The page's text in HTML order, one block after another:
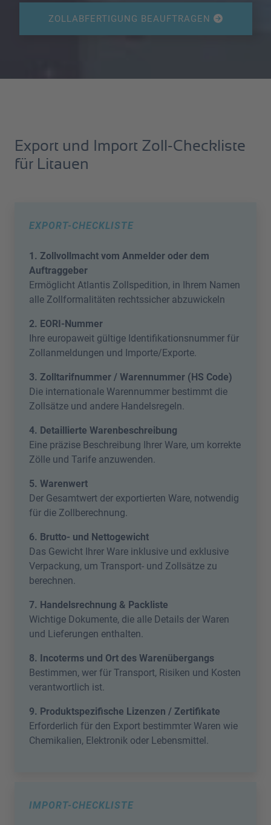
ZOLLABFERTIGUNG BEAUFTRAGEN
Export und Import Zoll-Checkliste
für Litauen
EXPORT-CHECKLISTE
1. Zollvollmacht vom Anmelder oder dem
Auftraggeber
Ermöglicht Atlantis Zollspedition, in Ihrem Namen
alle Zollformalitäten rechtssicher abzuwickeln
2. EORI-Nummer
Ihre europaweit gültige Identifikationsnummer für
Zollanmeldungen und Importe/Exporte.
3. Zolltarifnummer / Warennummer (HS Code)
Die internationale Warennummer bestimmt die
Zollsätze und andere Handelsregeln.
4. Detaillierte Warenbeschreibung
Eine präzise Beschreibung Ihrer Ware, um korrekte
Zölle und Tarife anzuwenden.
5. Warenwert
Der Gesamtwert der exportierten Ware, notwendig
für die Zollberechnung.
6. Brutto- und Nettogewicht
Das Gewicht Ihrer Ware inklusive und exklusive
Verpackung, um Transport- und Zollsätze zu
berechnen.
7. Handelsrechnung & Packliste
Wichtige Dokumente, die alle Details der Waren
und Lieferungen enthalten.
8. Incoterms und Ort des Warenübergangs
Bestimmen, wer für Transport, Risiken und Kosten
verantwortlich ist.
9. Produktspezifische Lizenzen / Zertifikate
Erforderlich für den Export bestimmter Waren wie
Chemikalien, Elektronik oder Lebensmittel.
IMPORT-CHECKLISTE